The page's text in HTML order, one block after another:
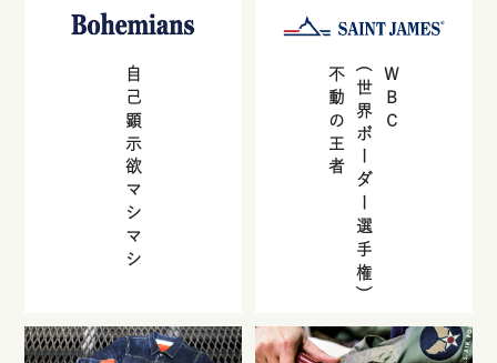
自己顕示欲マシマシ WBC
(世界ボーダー選手権)
不動の王者